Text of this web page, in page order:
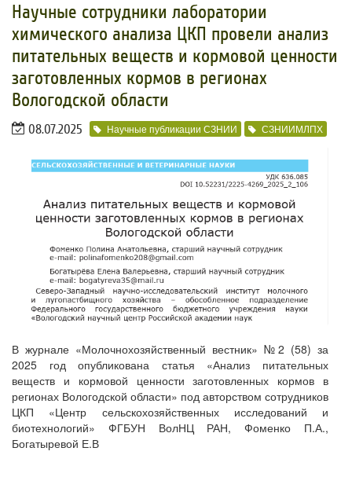
Научные сотрудники лаборатории
химического анализа ЦКП провели анализ
питательных веществ и кормовой ценности
заготовленных кормов в регионах
Вологодской области
08.07.2025 Научные публикации СЗНИИ СЗНИИМЛПХ
В журнале «Молочнохозяйственный вестник» №2 (58) за
2025 год опубликована статья «Анализ питательных
веществ и кормовой ценности заготовленных кормов в
регионах Вологодской области» под авторством сотрудников
ЦКП «Центр сельскохозяйственных исследований и
биотехнологий» ФГБУН ВолНЦ РАН, Фоменко П.А.,
Богатыревой Е.В